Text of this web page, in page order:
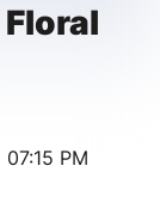
PM